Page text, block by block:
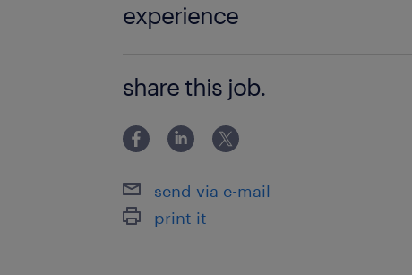
experience
share this job.
send via e-mail
print it